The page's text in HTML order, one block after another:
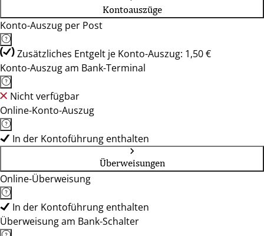
Kontoauszüge
Konto-Auszug per Post
Zusätzliches Entgelt je Konto-Auszug: 1,50 €
Konto-Auszug am Bank-Terminal
Nicht verfügbar
Online-Konto-Auszug
In der Kontoführung enthalten
Überweisungen
Online-Überweisung
In der Kontoführung enthalten
Überweisung am Bank-Schalter